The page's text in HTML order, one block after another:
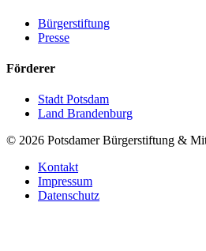
Bürgerstiftung
Presse
Förderer
Stadt Potsdam
Land Brandenburg
© 2026 Potsdamer Bürgerstiftung &
Kontakt
Impressum
Datenschutz